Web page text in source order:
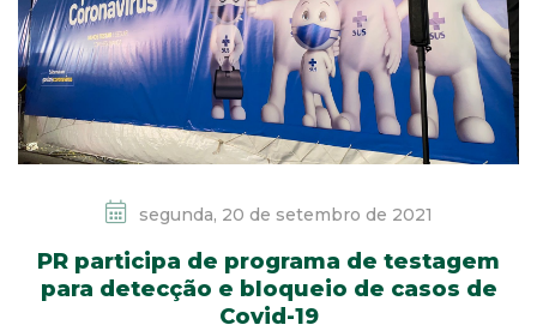
segunda, 20 de setembro de 2021
PR participa de programa de testagem
para detecção e bloqueio de casos de
Covid-19